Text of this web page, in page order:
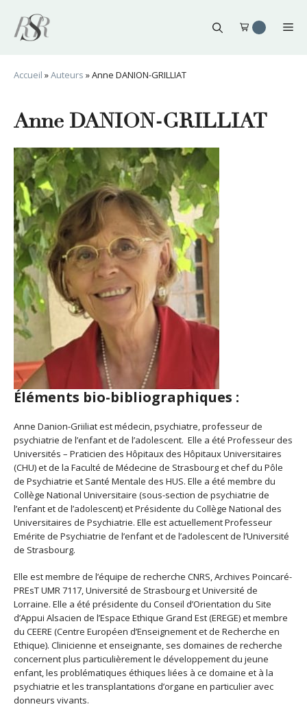
contenu
Accueil »Auteurs »Anne DANION-GRILLIAT
Anne DANION-GRILLIAT
Éléments bio-bibliographiques :
Anne Danion-Griiliat est médecin, psychiatre, professeur de
psychiatrie de l’enfant et de l’adolescent. Elle a été Professeur des
Universités – Praticien des Hôpitaux des Hôpitaux Universitaires
(CHU) et de la Faculté de Médecine de Strasbourg et chef du Pôle
de Psychiatrie et Santé Mentale des HUS. Elle a été membre du
Collège National Universitaire (sous-section de psychiatrie de
l’enfant et de l’adolescent) et Présidente du Collège National des
Universitaires de Psychiatrie. Elle est actuellement Professeur
Emérite de Psychiatrie de l’enfant et de l’adolescent de l’Université
de Strasbourg.
Elle est membre de l’équipe de recherche CNRS, Archives Poincaré-
PREsT UMR 7117, Université de Strasbourg et Université de
Lorraine. Elle a été présidente du Conseil d’Orientation du Site
d’Appui Alsacien de l’Espace Ethique Grand Est (EREGE) et membre
du CEERE (Centre Européen d’Enseignement et de Recherche en
Ethique). Clinicienne et enseignante, ses domaines de recherche
concernent plus particulièrement le développement du jeune
enfant, les problématiques éthiques liées à ce domaine et à la
psychiatrie et les transplantations d’organe en particulier avec
donneurs vivants.